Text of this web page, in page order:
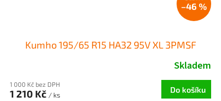
–46 %
Kumho 195/65 R15 HA32 95V XL 3PMSF
Skladem
1 000 Kč bez DPH
1 210 Kč / ks
Do košíku